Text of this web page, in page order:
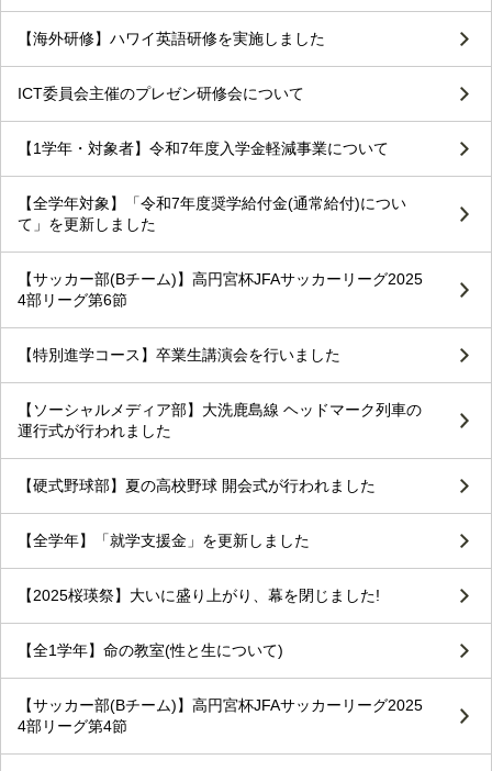
【海外研修】ハワイ英語研修を実施しました
ICT委員会主催のプレゼン研修会について
【1学年・対象者】令和7年度入学金軽減事業について
【全学年対象】「令和7年度奨学給付金(通常給付)につい
て」を更新しました
【サッカー部(Bチーム)】高円宮杯JFAサッカーリーグ2025
4部リーグ第6節
【特別進学コース】卒業生講演会を行いました
【ソーシャルメディア部】大洗鹿島線 ヘッドマーク列車の
運行式が行われました
【硬式野球部】夏の高校野球 開会式が行われました
【全学年】「就学支援金」を更新しました
【2025桜瑛祭】大いに盛り上がり、幕を閉じました!
【全1学年】命の教室(性と生について)
【サッカー部(Bチーム)】高円宮杯JFAサッカーリーグ2025
4部リーグ第4節